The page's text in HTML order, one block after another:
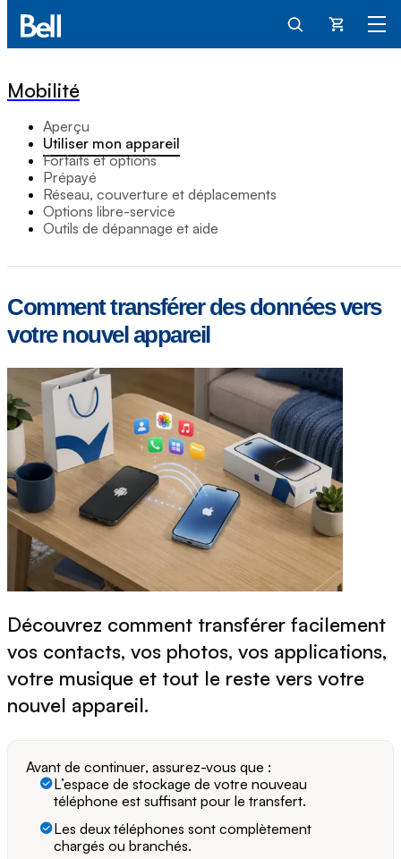
Panier
Mobilité
Aperçu
Utiliser mon appareil
Forfaits et options
Prépayé
Réseau, couverture et déplacements
Options libre-service
Outils de dépannage et aide
Comment transférer des données vers
votre nouvel appareil
Découvrez comment transférer facilement
vos contacts, vos photos, vos applications,
votre musique et tout le reste vers votre
nouvel appareil.
Avant de continuer, assurez-vous que :
L’espace de stockage de votre nouveau
téléphone est suffisant pour le transfert.
Les deux téléphones sont complètement
chargés ou branchés.